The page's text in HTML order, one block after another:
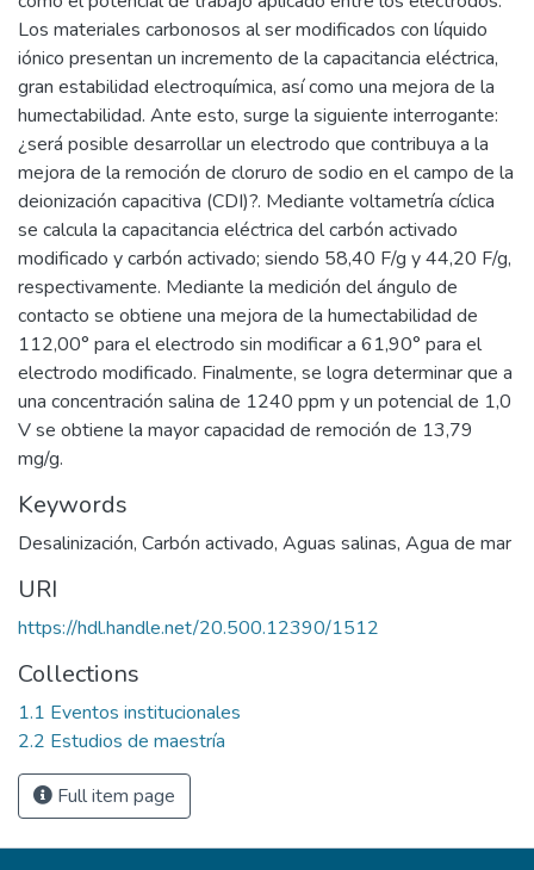
Los materiales carbonosos al ser modificados con líquido
iónico presentan un incremento de la capacitancia eléctrica,
gran estabilidad electroquímica, así como una mejora de la
humectabilidad. Ante esto, surge la siguiente interrogante:
¿será posible desarrollar un electrodo que contribuya a la
mejora de la remoción de cloruro de sodio en el campo de la
deionización capacitiva (CDI)?. Mediante voltametría cíclica
se calcula la capacitancia eléctrica del carbón activado
modificado y carbón activado; siendo 58,40 F/g y 44,20 F/g,
respectivamente. Mediante la medición del ángulo de
contacto se obtiene una mejora de la humectabilidad de
112,00° para el electrodo sin modificar a 61,90° para el
electrodo modificado. Finalmente, se logra determinar que a
una concentración salina de 1240 ppm y un potencial de 1,0
V se obtiene la mayor capacidad de remoción de 13,79
mg/g.
Keywords
Desalinización, Carbón activado, Aguas salinas, Agua de mar
URI
https://hdl.handle.net/20.500.12390/1512
Collections
1.1 Eventos institucionales
2.2 Estudios de maestría
Full item page